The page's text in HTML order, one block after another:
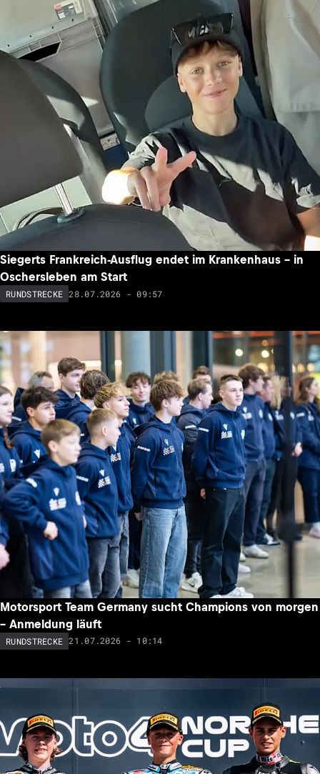
Siegerts Frankreich-Ausflug endet im Krankenhaus – in
Oschersleben am Start
RUNDSTRECKE 28.07.2026 - 09:57
Motorsport Team Germany sucht Champions von morgen
– Anmeldung läuft
RUNDSTRECKE 21.07.2026 - 10:14